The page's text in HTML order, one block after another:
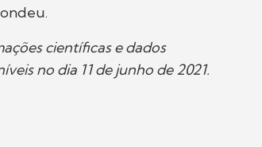
científicas e dados
no dia 11 de junho de 2021.